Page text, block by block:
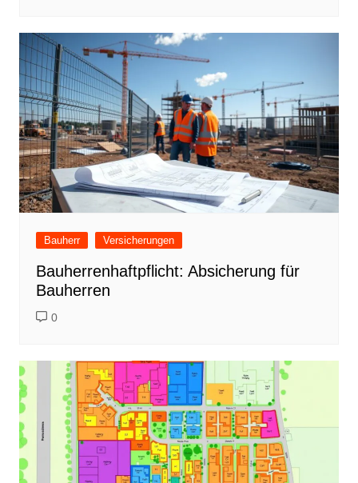
Bauherr Versicherungen
Bauherrenhaftpflicht: Absicherung für
Bauherren
0